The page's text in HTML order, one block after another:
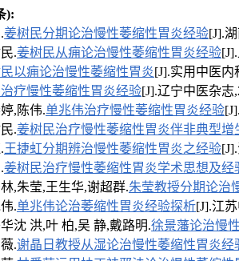
):
姜树民分期论治慢性萎缩性胃炎经验[J].
.姜树民从痈论治慢性萎缩性胃炎经验
以痈论治慢性萎缩性胃炎[J].实用中医内
疗慢性萎缩性胃炎经验[J].辽宁中医杂志
,陈伟.单兆伟治疗慢性萎缩性胃炎经验
.姜树民治疗慢性萎缩性胃炎伴非典型增
王捷虹分期辨治慢性萎缩性胃炎之经验
姜树民治疗慢性萎缩性胃炎学术思想及经
,朱莹,王生华,谢超群.朱莹教授分期论治
.单兆伟论治萎缩性胃炎经验探析[J].江
沈 洪,叶 柏,吴 静,戴路明.徐景藩论治慢
.谢晶日教授从湿论治慢性萎缩性胃炎经